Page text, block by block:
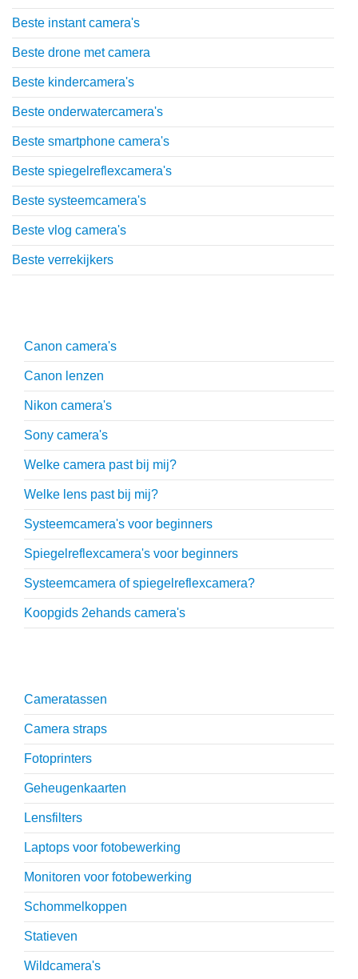
Beste instant camera's
Beste drone met camera
Beste kindercamera's
Beste onderwatercamera's
Beste smartphone camera's
Beste spiegelreflexcamera's
Beste systeemcamera's
Beste vlog camera's
Beste verrekijkers
Canon camera's
Canon lenzen
Nikon camera's
Sony camera's
Welke camera past bij mij?
Welke lens past bij mij?
Systeemcamera's voor beginners
Spiegelreflexcamera's voor beginners
Systeemcamera of spiegelreflexcamera?
Koopgids 2ehands camera's
Cameratassen
Camera straps
Fotoprinters
Geheugenkaarten
Lensfilters
Laptops voor fotobewerking
Monitoren voor fotobewerking
Schommelkoppen
Statieven
Wildcamera's